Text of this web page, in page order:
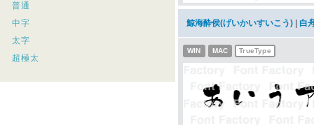
普通
中字
太字
超極太
鯨海酔侯(げいかいすいこう) 白
WIN MAC TrueType